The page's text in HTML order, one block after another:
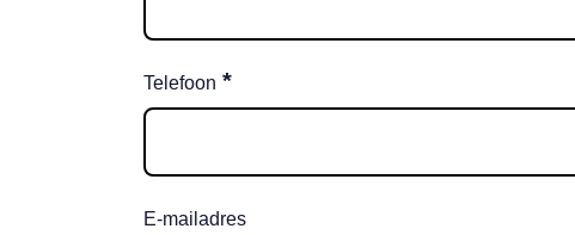
Telefoon *
E-mailadres